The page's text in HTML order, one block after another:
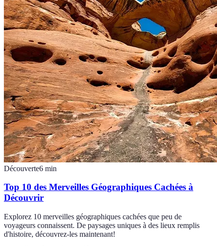
Découverte6 min
Top 10 des Merveilles Géographiques Cachées à
Découvrir
Explorez 10 merveilles géographiques cachées que peu de
voyageurs connaissent. De paysages uniques à des lieux remplis
d'histoire, découvrez-les maintenant!